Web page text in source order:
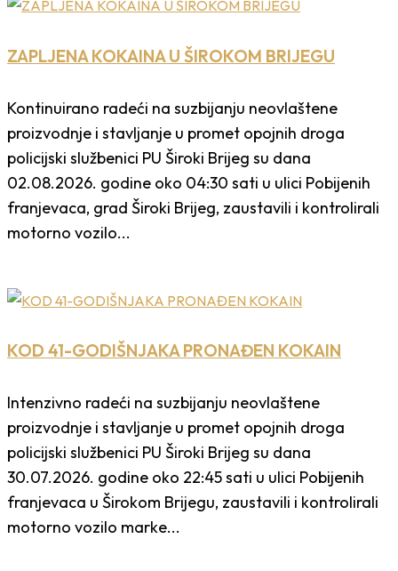
ZAPLJENA KOKAINA U ŠIROKOM BRIJEGU
Kontinuirano radeći na suzbijanju neovlaštene
proizvodnje i stavljanje u promet opojnih droga
policijski službenici PU Široki Brijeg su dana
02.08.2026. godine oko 04:30 sati u ulici Pobijenih
franjevaca, grad Široki Brijeg, zaustavili i kontrolirali
motorno vozilo...
KOD 41-GODIŠNJAKA PRONAĐEN KOKAIN
Intenzivno radeći na suzbijanju neovlaštene
proizvodnje i stavljanje u promet opojnih droga
policijski službenici PU Široki Brijeg su dana
30.07.2026. godine oko 22:45 sati u ulici Pobijenih
franjevaca u Širokom Brijegu, zaustavili i kontrolirali
motorno vozilo marke...